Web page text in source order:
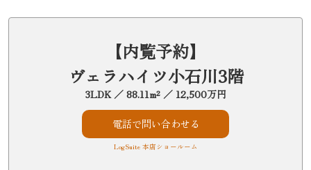
【内覧予約】
ヴェラハイツ小石川3階
3LDK ／ 88.11m² ／ 12,500万円
電話で問い合わせる
LogSuite 本店ショールーム